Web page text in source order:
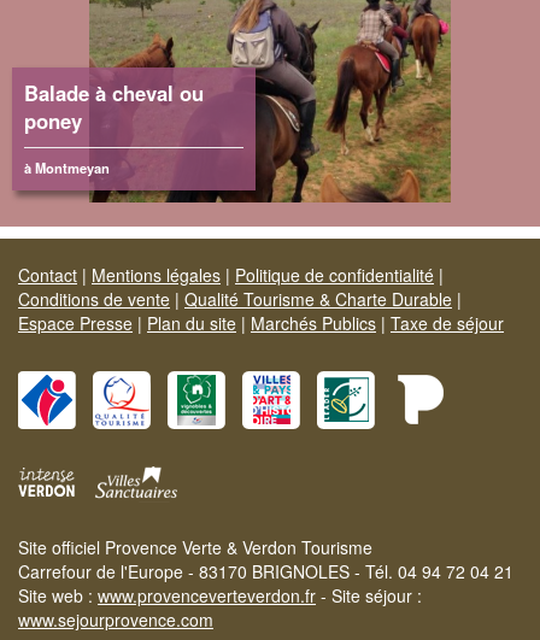
Balade à cheval ou
poney
à Montmeyan
Contact | Mentions légales | Politique de confidentialité |
Conditions de vente | Qualité Tourisme & Charte Durable |
Espace Presse | Plan du site | Marchés Publics | Taxe de séjour
Site officiel Provence Verte & Verdon Tourisme
Carrefour de l'Europe - 83170 BRIGNOLES - Tél. 04 94 72 04 21
Site web : www.provenceverteverdon.fr - Site séjour :
www.sejourprovence.com